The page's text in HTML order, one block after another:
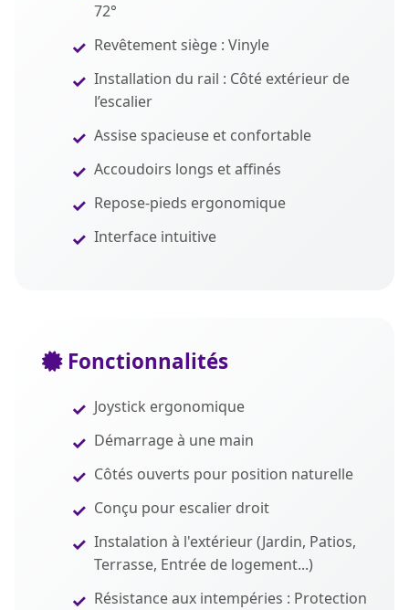
72°
Revêtement siège : Vinyle
Installation du rail : Côté extérieur de
l’escalier
Assise spacieuse et confortable
Accoudoirs longs et affinés
Repose-pieds ergonomique
Interface intuitive
Fonctionnalités
Joystick ergonomique
Démarrage à une main
Côtés ouverts pour position naturelle
Conçu pour escalier droit
Instalation à l'extérieur (Jardin, Patios,
Terrasse, Entrée de logement...)
Résistance aux intempéries : Protection